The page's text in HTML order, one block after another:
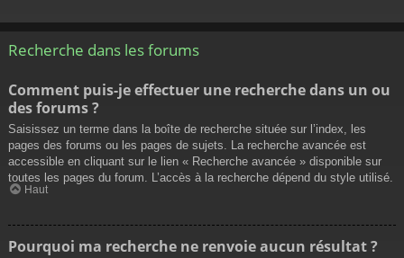
Recherche dans les forums
Comment puis-je effectuer une recherche dans un ou
des forums ?
Saisissez un terme dans la boîte de recherche située sur l’index, les
pages des forums ou les pages de sujets. La recherche avancée est
accessible en cliquant sur le lien « Recherche avancée » disponible sur
toutes les pages du forum. L’accès à la recherche dépend du style utilisé.
Haut
Pourquoi ma recherche ne renvoie aucun résultat ?